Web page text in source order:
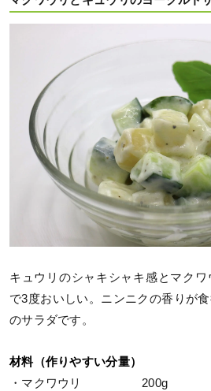
キュウリのシャキシャキ感とマク
で3度おいしい。ニンニクの香りが
のサラダです。
材料（作りやすい分量）
・マクワウリ 200g